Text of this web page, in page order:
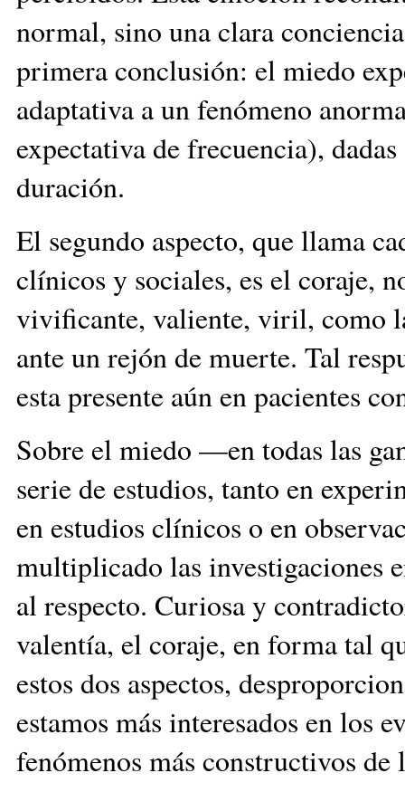
normal, sino una clara
primera conclusión: el miedo
adaptativa a un fenómeno
expectativa de frecuencia),
duración.
El segundo aspecto, que llama
clínicos y sociales, es el coraje,
vivificante, valiente, viril, como
ante un rejón de muerte. Tal
esta presente aún en pacientes
Sobre el miedo —en todas las
serie de estudios, tanto en
en estudios clínicos o en
multiplicado las investigaciones
al respecto. Curiosa y
valentía, el coraje, en forma tal
estos dos aspectos,
estamos más interesados en los
fenómenos más constructivos